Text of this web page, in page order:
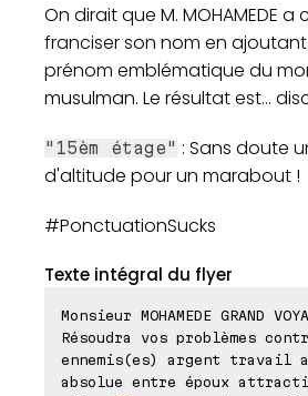
On dirait que M. MOHAMEDE a
franciser son nom en
prénom emblématique du
musulman. Le résultat est...
"15èm étage" : Sans doute
d'altitude pour un marabout !
#PonctuationSucks
Texte intégral du flyer
Monsieur MOHAMEDE GRAND
Résoudra vos problèmes
ennemis(es) argent travail
absolue entre époux